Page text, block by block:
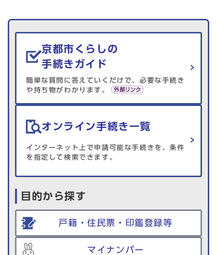
生活情報を探す
京都市くらしの
手続きガイド
簡単な質問に答えていくだけで、必要な手続き
や持ち物がわかります。
オンライン手続き一覧
インターネット上で申請可能な手続きを、条件
を指定して検索できます。
目的から探す
戸籍・住民票・印鑑登録等
マイナンバー